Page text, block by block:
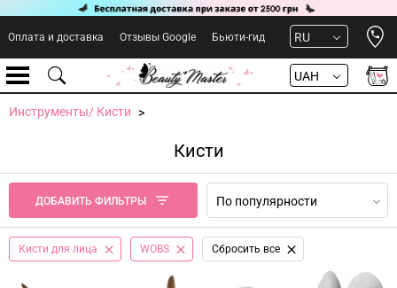
Оплата и доставка Отзывы Google Бьюти-гид RU
UAH
Инструменты/ Кисти
Кисти
ДОБАВИТЬ ФИЛЬТРЫ По популярности
Кисти для лица WOBS Сбросить все